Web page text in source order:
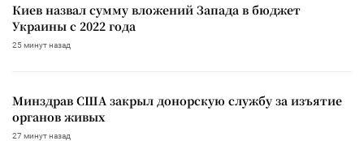
Киев назвал сумму вложений Запада в бюджет
Украины с 2022 года
25 минут назад
Минздрав США закрыл донорскую службу за изъятие
органов живых
27 минут назад